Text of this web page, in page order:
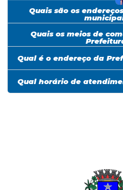
Quais são os
Quais os meios de
Qual é o endereço da
Qual horário de